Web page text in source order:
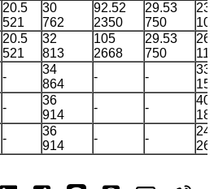
20.5
521
30
762
92.52
2350
29.53
750
20.5
521
32
813
105
2668
29.53
750
-
34
864
- -
-
36
914
- -
-
36
914
- -